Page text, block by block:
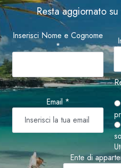
Resta aggiornato
Inserisci Nome e Cognome
*
Email *
Ente di